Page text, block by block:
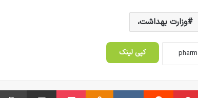
وزارت بهداشت،
کپی لینک
‫پین‌ترست ‫رددیت ‫VKontakte
‫Odnoklassniki پاکت اشتراک گذاری از طریق ایمیل
تغییر کرد
دوغ؛ بهترین نوشیدنی فصل گرما